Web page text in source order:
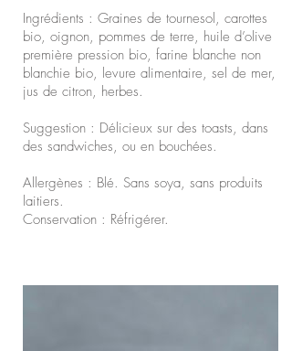
Ingrédients : Graines de tournesol, carottes
bio, oignon, pommes de terre, huile d’olive
première pression bio, farine blanche non
blanchie bio, levure alimentaire, sel de mer,
jus de citron, herbes.
Suggestion : Délicieux sur des toasts, dans
des sandwiches, ou en bouchées.
Allergènes : Blé. Sans soya, sans produits
laitiers.
Conservation : Réfrigérer.